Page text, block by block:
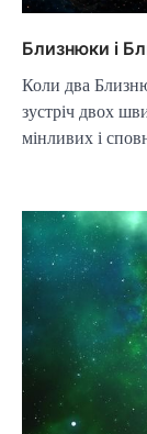
Близнюки і
Коли два
зустріч двох
мінливих і